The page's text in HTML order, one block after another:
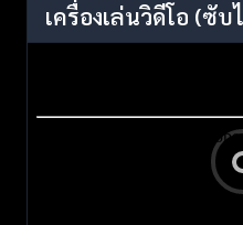
เครื่องเล่นวิดีโอ (ซับ